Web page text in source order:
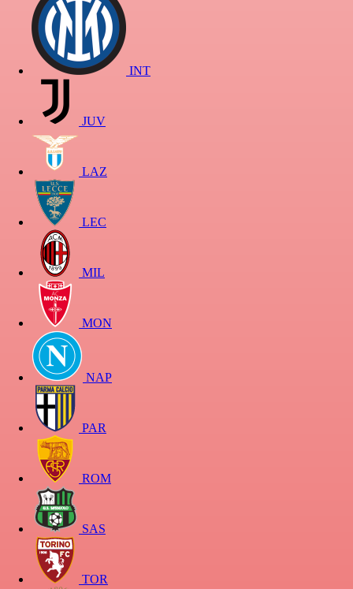
INT
JUV
LAZ
LEC
MIL
MON
NAP
PAR
ROM
SAS
TOR